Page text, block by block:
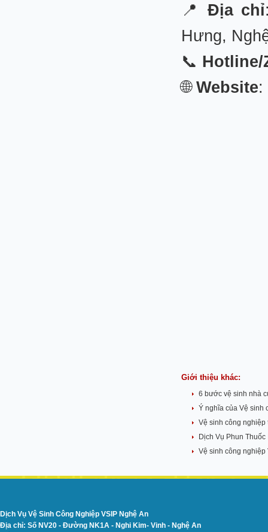
📍Địa chỉ
Hưng,
📞 Hotline/
🌐 Website:
Giới thiệu khác:
6 bước vệ sinh nhà
Ý nghĩa của Vệ sinh
Vệ sinh công
Dịch Vụ Phun
Vệ sinh công
Dịch Vụ Vệ Sinh Công Nghiệp VSIP Nghệ An
Địa chỉ: Số NV20 - Đường NK1A - Nghi Kim- Vinh - Nghệ An